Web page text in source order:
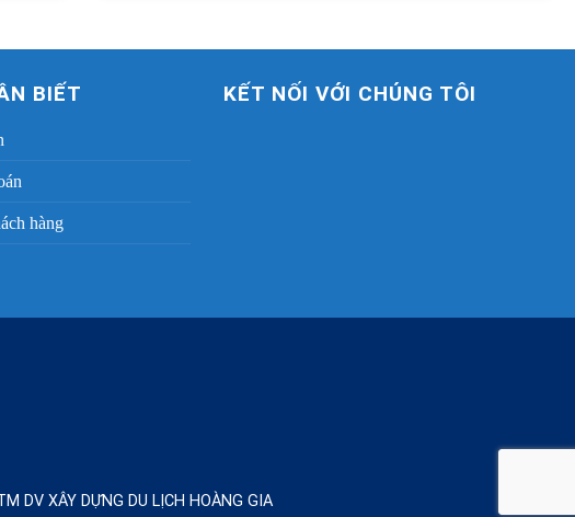
BIẾT
hàng
KẾT NỐI VỚI CHÚNG TÔI
DV XÂY DỰNG DU LỊCH HOÀNG GIA